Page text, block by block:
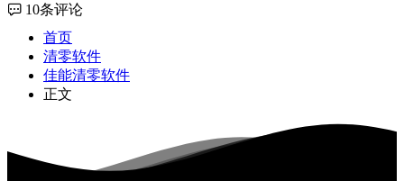
10条评论
首页
清零软件
佳能清零软件
正文